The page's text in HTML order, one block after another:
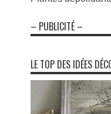
– PUBLICITÉ –
LE TOP DES IDÉES